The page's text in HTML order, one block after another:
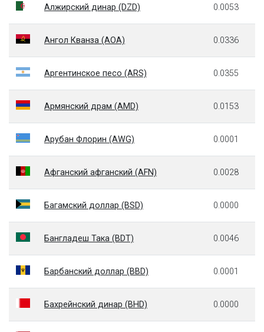
Алжирский динар (DZD) 0.0053
Ангол Кванза (AOA) 0.0336
Аргентинское песо (ARS) 0.0355
Армянский драм (AMD) 0.0153
Арубан Флорин (AWG) 0.0001
Афганский афганский (AFN) 0.0028
Багамский доллар (BSD) 0.0000
Бангладеш Така (BDT) 0.0046
Барбанский доллар (BBD) 0.0001
Бахрейнский динар (BHD) 0.0000